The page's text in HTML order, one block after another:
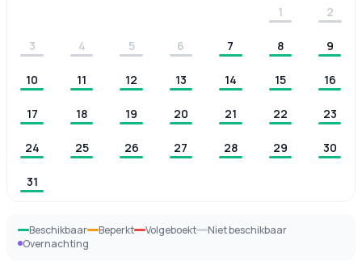
1 2
3 4 5 6 7 8 9
10 11 12 13 14 15 16
17 18 19 20 21 22 23
24 25 26 27 28 29 30
31
Beschikbaar Beperkt Volgeboekt
Niet beschikbaar
Overnachting